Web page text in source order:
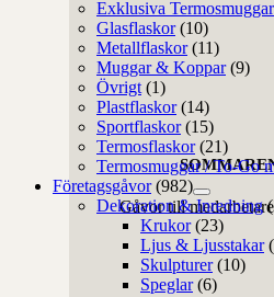
Gåvor till
Exklusiva Termosmuggar
Glasflaskor (10)
Metallflaskor (11)
Muggar & Koppar (9)
Övrigt (1)
Plastflaskor (14)
Sportflaskor (15)
Termosflaskor (21)
Termosmuggar / To-Go
Företagsgåvor (982)
Dekoration & Inredning
Krukor (23)
Ljus & Ljusstakar
Skulpturer (10)
Speglar (6)